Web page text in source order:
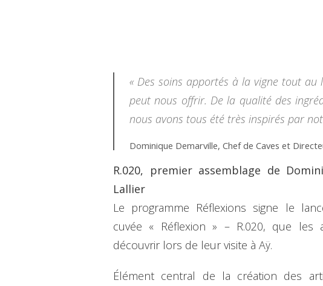
« Des soins apportés à la vigne tout au
peut nous offrir. De la qualité des
nous avons tous été très inspirés par
Dominique Demarville, Chef de Caves et
R.020, premier assemblage de
Lallier
Le programme Réflexions signe le
cuvée « Réflexion » – R.020, que les
découvrir lors de leur visite à Aÿ.
Élément central de la création des